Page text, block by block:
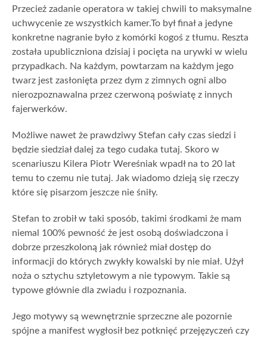
Przecież zadanie operatora w takiej chwili to maksymalne
uchwycenie ze wszystkich kamer.To był finał a jedyne
konkretne nagranie było z komórki kogoś z tłumu. Reszta
została upubliczniona dzisiaj i pocięta na urywki w wielu
przypadkach. Na każdym, powtarzam na każdym jego
twarz jest zasłonięta przez dym z zimnych ogni albo
nierozpoznawalna przez czerwoną poświatę z innych
fajerwerków.
Możliwe nawet że prawdziwy Stefan cały czas siedzi i
będzie siedział dalej za tego cudaka tutaj. Skoro w
scenariuszu Kilera Piotr Wereśniak wpadł na to 20 lat
temu to czemu nie tutaj. Jak wiadomo dzieją się rzeczy
które się pisarzom jeszcze nie śniły.
Stefan to zrobił w taki sposób, takimi środkami że mam
niemal 100% pewność że jest osobą doświadczona i
dobrze przeszkoloną jak również miał dostęp do
informacji do których zwykły kowalski by nie miał. Użył
noża o sztychu sztyletowym a nie typowym. Takie są
typowe głównie dla zwiadu i rozpoznania.
Jego motywy są wewnętrznie sprzeczne ale pozornie
spójne a manifest wygłosił bez potknięć przejęzyczeń czy